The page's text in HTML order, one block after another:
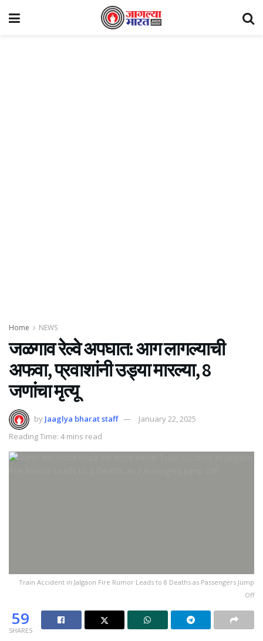
Home NEWS
जळगाव रेल्वे अपघात: आग लागल्याची
अफवा, प्रवाशांनी उड्या मारल्या, 8
जणांचा मृत्यू
by Jaaglya bharat staff
January 22, 2025
Reading Time: 4 mins read
Train Accident in Jalgaon Fire Rumor Leads to 8 Deaths as Passengers Jump
Off
59
SHARES